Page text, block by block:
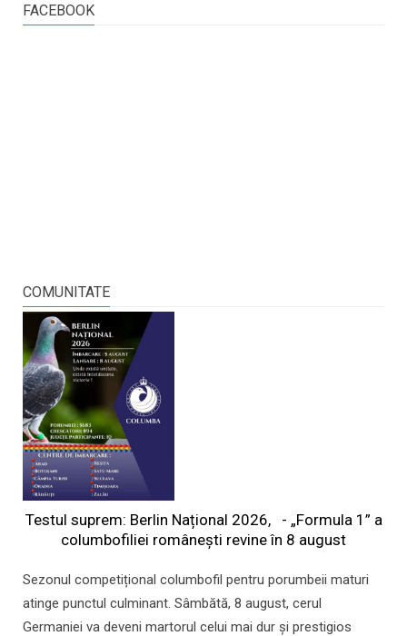
FACEBOOK
COMUNITATE
Testul suprem: Berlin Național 2026, - „Formula 1” a
columbofiliei româneşti revine în 8 august
Sezonul competițional columbofil pentru porumbeii maturi
atinge punctul culminant. Sâmbătă, 8 august, cerul
Germaniei va deveni martorul celui mai dur și prestigios